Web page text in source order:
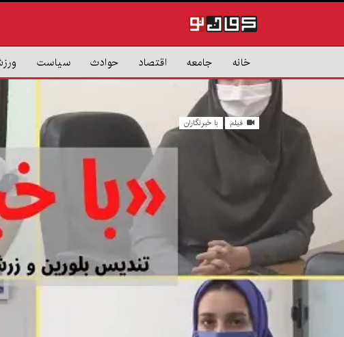
خانه جامعه اقتصاد حوادث سیاست
فیلم با خبرنگاران